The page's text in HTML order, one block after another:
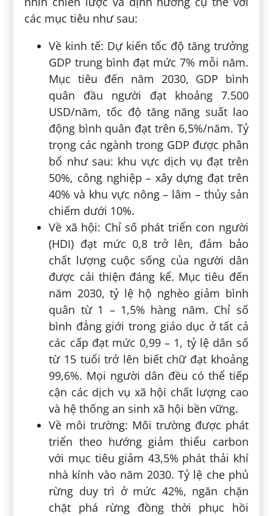
các mục tiêu như sau:
Về kinh tế: Dự kiến tốc độ tăng trưởng
GDP trung bình đạt mức 7% mỗi năm.
Mục tiêu đến năm 2030, GDP bình
quân đầu người đạt khoảng 7.500
USD/năm, tốc độ tăng năng suất lao
động bình quân đạt trên 6,5%/năm. Tỷ
trọng các ngành trong GDP được phân
bổ như sau: khu vực dịch vụ đạt trên
50%, công nghiệp – xây dựng đạt trên
40% và khu vực nông – lâm – thủy sản
chiếm dưới 10%.
Về xã hội: Chỉ số phát triển con người
(HDI) đạt mức 0,8 trở lên, đảm bảo
chất lượng cuộc sống của người dân
được cải thiện đáng kể. Mục tiêu đến
năm 2030, tỷ lệ hộ nghèo giảm bình
quân từ 1 – 1,5% hàng năm. Chỉ số
bình đẳng giới trong giáo dục ở tất cả
các cấp đạt mức 0,99 – 1, tỷ lệ dân số
từ 15 tuổi trở lên biết chữ đạt khoảng
99,6%. Mọi người dân đều có thể tiếp
cận các dịch vụ xã hội chất lượng cao
và hệ thống an sinh xã hội bền vững.
Về môi trường: Môi trường được phát
triển theo hướng giảm thiểu carbon
với mục tiêu giảm 43,5% phát thải khí
nhà kính vào năm 2030. Tỷ lệ che phủ
rừng duy trì ở mức 42%, ngăn chặn
chặt phá rừng đồng thời phục hồi